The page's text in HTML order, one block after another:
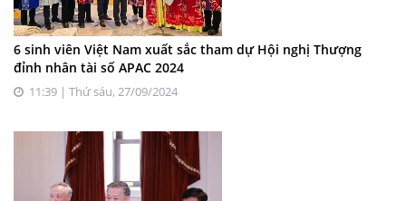
6 sinh viên Việt Nam xuất sắc tham dự Hội nghị Thượng
đỉnh nhân tài số APAC 2024
11:39 | Thứ sáu, 27/09/2024